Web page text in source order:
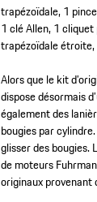
trapézoïdale, 1
1 clé Allen, 1
trapézoïdale
Alors que le kit
dispose désormais
également des
bougies par
glisser des bougies.
de moteurs
originaux provenant